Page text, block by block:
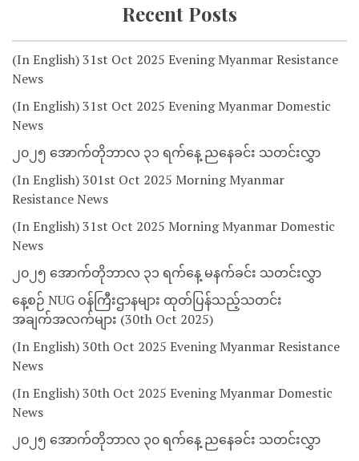
Recent Posts
(In English) 31st Oct 2025 Evening Myanmar Resistance
News
(In English) 31st Oct 2025 Evening Myanmar Domestic
News
၂၀၂၅ အောက်တိုဘာလ ၃၁ ရက်နေ့ ညနေခင်း သတင်းလွှာ
(In English) 301st Oct 2025 Morning Myanmar
Resistance News
(In English) 31st Oct 2025 Morning Myanmar Domestic
News
၂၀၂၅ အောက်တိုဘာလ ၃၁ ရက်နေ့ မနက်ခင်း သတင်းလွှာ
နေ့စဉ် NUG ဝန်ကြီးဌာနများ ထုတ်ပြန်သည့်သတင်း
အချက်အလက်များ (30th Oct 2025)
(In English) 30th Oct 2025 Evening Myanmar Resistance
News
(In English) 30th Oct 2025 Evening Myanmar Domestic
News
၂၀၂၅ အောက်တိုဘာလ ၃၀ ရက်နေ့ ညနေခင်း သတင်းလွှာ